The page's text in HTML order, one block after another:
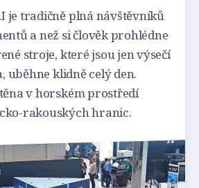
je tradičně plná návštěvníků
a než si člověk prohlédne
stroje, které jsou jen výsečí
uběhne klidně celý den.
v horském prostředí
rakouských hranic.